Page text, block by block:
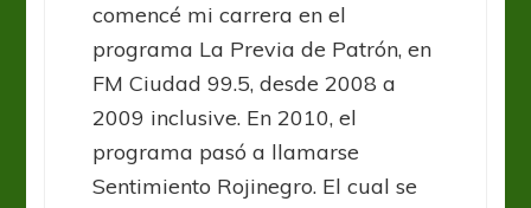
comencé mi carrera en el
programa La Previa de Patrón, en
FM Ciudad 99.5, desde 2008 a
2009 inclusive. En 2010, el
programa pasó a llamarse
Sentimiento Rojinegro. El cual se